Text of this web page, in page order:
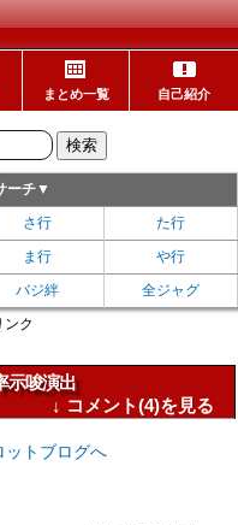
まとめ一覧 自己紹介
ーチ▼
さ行
た行
ま行
や行
バジ絆
全ジャグ
ンク
唆演出
↓ コメント(4)を見る